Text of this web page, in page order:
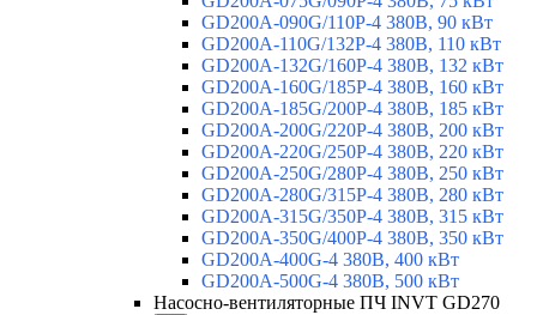
GD200A-090G/110P-4 380В, 90 кВт
GD200A-110G/132P-4 380В, 110 кВт
GD200A-132G/160P-4 380В, 132 кВт
GD200A-160G/185P-4 380В, 160 кВт
GD200A-185G/200P-4 380В, 185 кВт
GD200A-200G/220P-4 380В, 200 кВт
GD200A-220G/250P-4 380В, 220 кВт
GD200A-250G/280P-4 380В, 250 кВт
GD200A-280G/315P-4 380В, 280 кВт
GD200A-315G/350P-4 380В, 315 кВт
GD200A-350G/400P-4 380В, 350 кВт
GD200A-400G-4 380В, 400 кВт
GD200A-500G-4 380В, 500 кВт
Насосно-вентиляторные ПЧ INVT GD270